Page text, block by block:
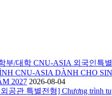
부/대학 CNU-ASIA 외국인특
CNU-ASIA DÀNH CHO
2027 2026-08-04
공관 특별전형] Chương trình